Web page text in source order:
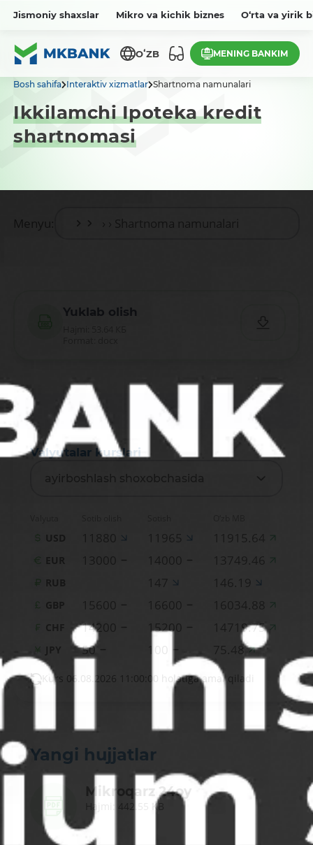
Jismoniy shaxslar Mikro va kichik biznes O‘rta va yirik
OʻZB MENING BANKIM
Bosh sahifa Interaktiv xizmatlar Shartnoma namunalari
Ikkilamchi Ipoteka kredit
shartnomasi
Menyu:
Yuklab olish
Valyutalar kurslari
ayirboshlash shoxobchasida
USD 11880 11965 11915.64
EUR 13000 14000 13749.46
RUB 147 146.19
GBP 15600 16600 16034.88
CHF 14200 15200 14719.75
JPY 50 100 75.48
Kurs 06.08.2026 11:00:00 holatiga amal qiladi
Yangi hujjatlar
Mikroqarz 24oy
Hajmi: 442.55 KB